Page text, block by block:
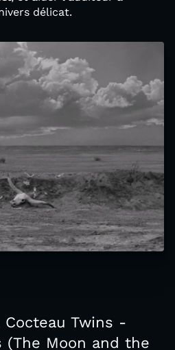
délicat.
Cocteau Twins -
(The Moon and the